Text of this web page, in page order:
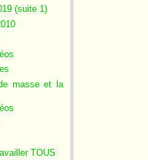
(suite 1)
masse et la
TOUS